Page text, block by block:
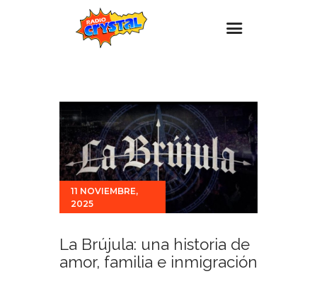
Estaciones
Eventos
Promociones
Noticias
Para ti
11 NOVIEMBRE,
2025
La Brújula: una historia de
amor, familia e inmigración